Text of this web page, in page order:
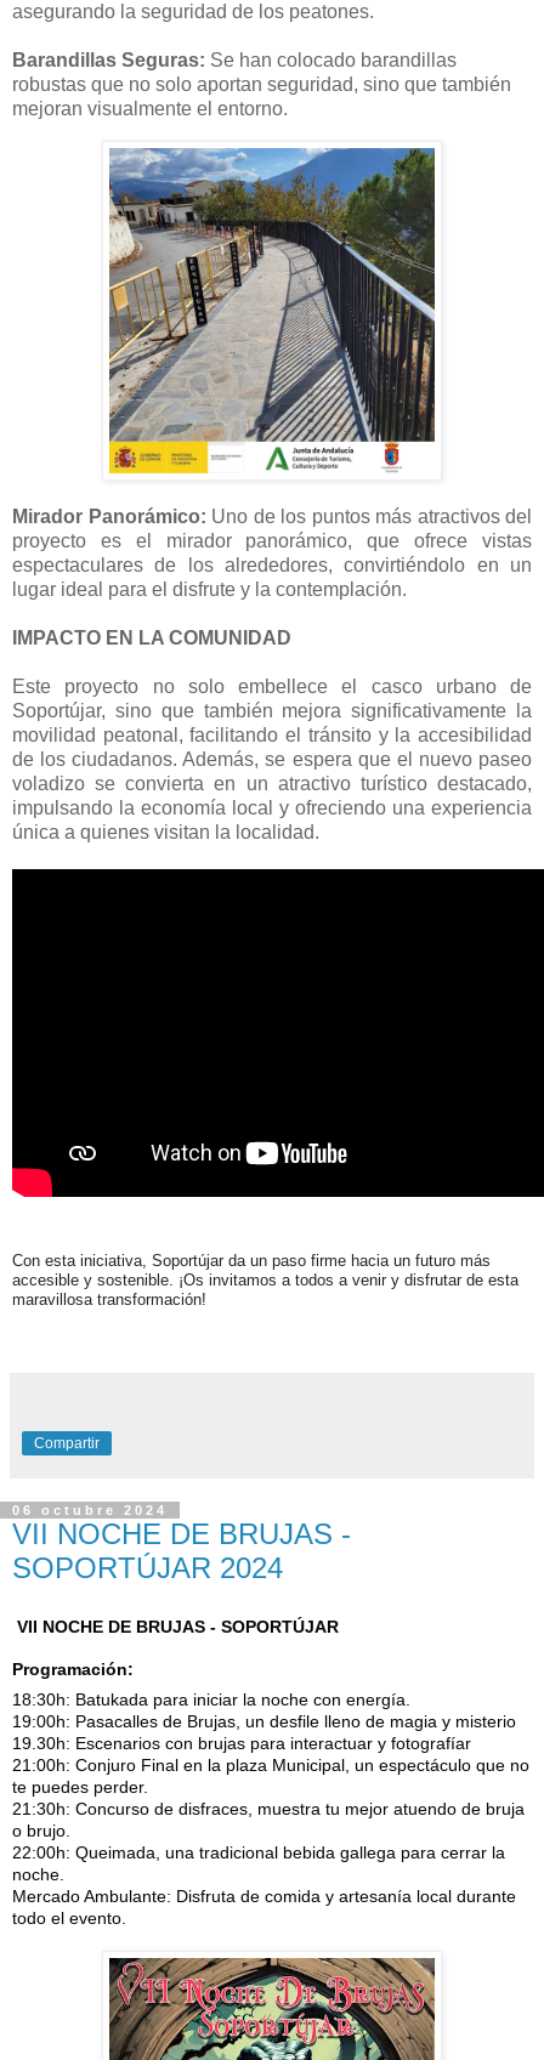
asegurando la seguridad de los peatones.
Barandillas Seguras: Se han colocado barandillas
robustas que no solo aportan seguridad, sino que también
mejoran visualmente el entorno.
Mirador Panorámico: Uno de los puntos más atractivos del
proyecto es el mirador panorámico, que ofrece vistas
espectaculares de los alrededores, convirtiéndolo en un
lugar ideal para el disfrute y la contemplación.
IMPACTO EN LA COMUNIDAD
Este proyecto no solo embellece el casco urbano de
Soportújar, sino que también mejora significativamente la
movilidad peatonal, facilitando el tránsito y la accesibilidad
de los ciudadanos. Además, se espera que el nuevo paseo
voladizo se convierta en un atractivo turístico destacado,
impulsando la economía local y ofreciendo una experiencia
única a quienes visitan la localidad.
Con esta iniciativa, Soportújar da un paso firme hacia un futuro más
accesible y sostenible. ¡Os invitamos a todos a venir y disfrutar de esta
maravillosa transformación!
Compartir
06 octubre 2024
VII NOCHE DE BRUJAS -
SOPORTÚJAR 2024
VII NOCHE DE BRUJAS - SOPORTÚJAR
Programación:
18:30h: Batukada para iniciar la noche con energía.
19:00h: Pasacalles de Brujas, un desfile lleno de magia y misterio
19.30h: Escenarios con brujas para interactuar y fotografíar
21:00h: Conjuro Final en la plaza Municipal, un espectáculo que no
te puedes perder.
21:30h: Concurso de disfraces, muestra tu mejor atuendo de bruja
o brujo.
22:00h: Queimada, una tradicional bebida gallega para cerrar la
noche.
Mercado Ambulante: Disfruta de comida y artesanía local durante
todo el evento.